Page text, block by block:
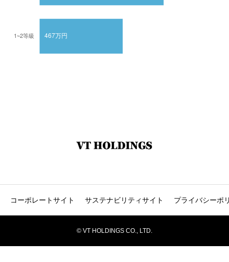
コーポレートサイト サステナビリティサイト プライバシーポ
© VT HOLDINGS CO., LTD.